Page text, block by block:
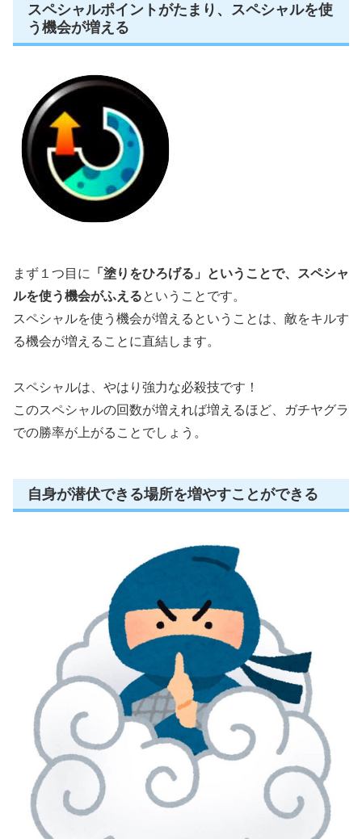
スペシャルポイントがたまり、スペシャルを使
う機会が増える
まず１つ目に 「塗りをひろげる」ということで、スペシャ
ルを使う機会がふえるということです。
スペシャルを使う機会が増えるということは、敵をキルす
る機会が増えることに直結します。
スペシャルは、やはり強力な必殺技です！
このスペシャルの回数が増えれば増えるほど、ガチヤグラ
での勝率が上がることでしょう。
自身が潜伏できる場所を増やすことができる